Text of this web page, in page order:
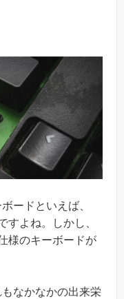
ードといえば、
すよね。しかし、
様のキーボードが
なかなかの出来栄